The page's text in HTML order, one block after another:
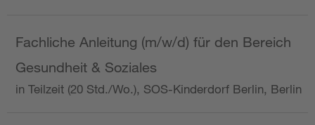
Fachliche Anleitung (m/w/d) für den Bereich
Gesundheit & Soziales
in Teilzeit (20 Std./Wo.), SOS-Kinderdorf Berlin, Berlin